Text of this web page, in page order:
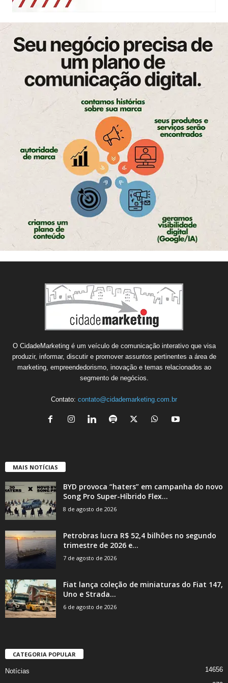
O CidadeMarketing é um veículo de comunicação interativo que visa
produzir, informar, discutir e promover assuntos pertinentes a área de
marketing, empreendedorismo, inovação e temas relacionados ao
segmento de negócios.
Contato: contato@cidademarketing.com.br
MAIS NOTÍCIAS
BYD provoca “haters” em campanha do novo
Song Pro Super-Híbrido Flex...
8 de agosto de 2026
Petrobras lucra R$ 52,4 bilhões no segundo
trimestre de 2026 e...
7 de agosto de 2026
Fiat lança coleção de miniaturas do Fiat 147,
Uno e Strada...
6 de agosto de 2026
CATEGORIA POPULAR
Notícias 14656